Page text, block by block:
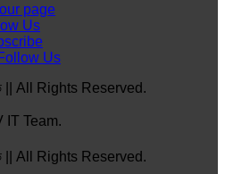
page
Us
Us
|| All Rights Reserved.
Team.
|| All Rights Reserved.